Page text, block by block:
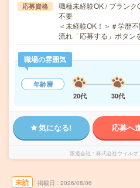
応募資格
職種未経験OK / ブラン
不要
＜未経験OK！＞＃学歴
流れ「応募する」ボタ
職場の雰囲気
年齢層
20代
30代
気になる! 応募へ
派遣会社 株式会社ウィル
未読 掲載日 2026/08/06